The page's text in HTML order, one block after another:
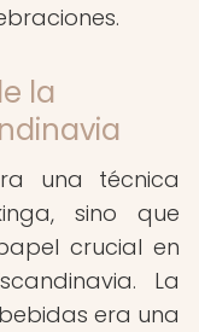
la
una técnica
sino que
crucial en
La
era una